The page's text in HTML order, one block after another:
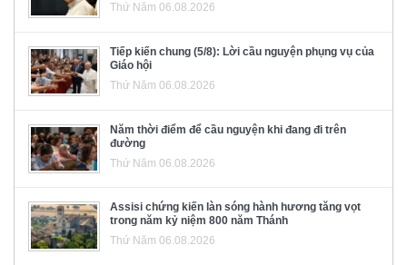
Thứ Năm 06.08.2026
Tiếp kiến chung (5/8): Lời cầu nguyện phụng vụ của
Giáo hội
Thứ Năm 06.08.2026
Năm thời điểm để cầu nguyện khi đang đi trên
đường
Thứ Năm 06.08.2026
Assisi chứng kiến làn sóng hành hương tăng vọt
trong năm kỷ niệm 800 năm Thánh
Thứ Năm 06.08.2026